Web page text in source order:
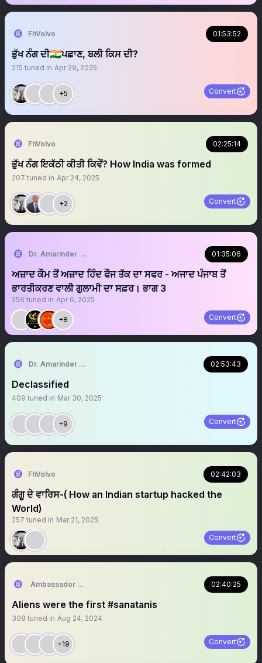
FhVolvo 01:53:52
ਭੁੱਖ ਨੰਗ ਦੀ🇮🇳ਪਛਾਣ, ਬਲੀ ਕਿਸ ਦੀ?
215 tuned in Apr 29, 2025
+5 Convert
FhVolvo 02:25:14
ਭੁੱਖ ਨੰਗ ਇਕੱਠੀ ਕੀਤੀ ਕਿਵੇਂ? How India was formed
207 tuned in Apr 24, 2025
+2 Convert
Dr. Amarinder Singh | ਅਮਰਿੰਦਰ ਸਿੰਘ 01:35:06
ਅਜ਼ਾਦ ਕੌਮ ਤੋਂ ਅਜ਼ਾਦ ਹਿੰਦ ਫੌਜ ਤੱਕ ਦਾ ਸਫਰ - ਅਜਾਦ ਪੰਜਾਬ ਤੋਂ
ਭਾਰਤੀਕਰਣ ਵਾਲੀ ਗੁਲਾਮੀ ਦਾ ਸਫ਼ਰ। ਭਾਗ 3
256 tuned in Apr 6, 2025
+8 Convert
Dr. Amarinder Singh | ਅਮਰਿੰਦਰ ਸਿੰਘ 02:53:43
Declassified
409 tuned in Mar 30, 2025
+9 Convert
FhVolvo 02:42:03
ਗੰਗੂ ਦੇ ਵਾਰਿਸ-( How an Indian startup hacked the
World)
257 tuned in Mar 21, 2025
Convert
Ambassador Deep Singh 02:40:25
Aliens were the first #sanatanis
308 tuned in Aug 24, 2024
+19 Convert